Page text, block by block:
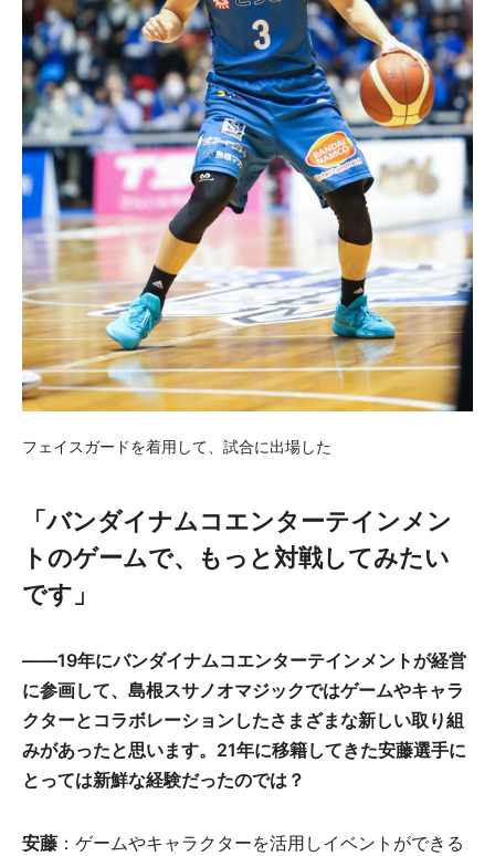
フェイスガードを着用して、試合に出場した
「バンダイナムコエンターテインメン
トのゲームで、もっと対戦してみたい
です」
――19年にバンダイナムコエンターテインメントが経営
に参画して、島根スサノオマジックではゲームやキャラ
クターとコラボレーションしたさまざまな新しい取り組
みがあったと思います。21年に移籍してきた安藤選手に
とっては新鮮な経験だったのでは？
安藤 ：ゲームやキャラクターを活用しイベントができる